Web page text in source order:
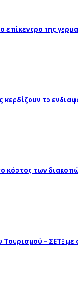
επίκεντρο της
κερδίζουν το
κόστος των
Τουρισμού – ΣΕΤΕ